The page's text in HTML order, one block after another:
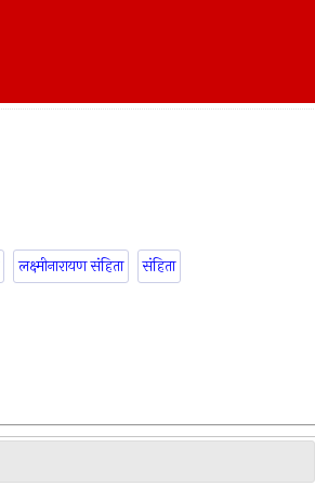
लक्ष्मीनारायण संहिता संहिता